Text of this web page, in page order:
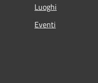
Luoghi
Eventi